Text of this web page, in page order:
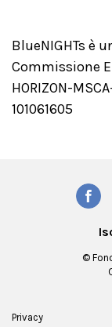
BlueNIGHTs è
Commissione
HORIZON-
101061605
©
Privacy